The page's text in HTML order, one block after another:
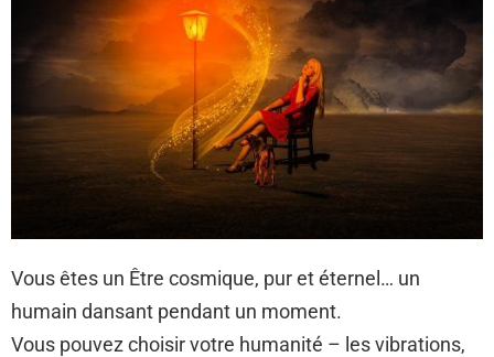
Vous êtes un Être cosmique, pur et éternel… un
humain dansant pendant un moment.
Vous pouvez choisir votre humanité – les vibrations,